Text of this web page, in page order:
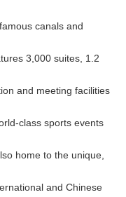
canals and
3,000 suites, 1.2
and meeting facilities
class sports events
home to the unique,
and Chinese